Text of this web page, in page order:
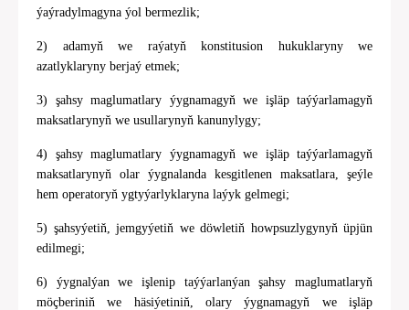
ýaýradylmagyna ýol bermezlik;
2) adamyň we raýatyň konstitusion hukuklaryny we
azatlyklaryny berjaý etmek;
3) şahsy maglumatlary ýygnamagyň we işläp taýýarlamagyň
maksatlarynyň we usullarynyň kanunylygy;
4) şahsy maglumatlary ýygnamagyň we işläp taýýarlamagyň
maksatlarynyň olar ýygnalanda kesgitlenen maksatlara, şeýle
hem operatoryň ygtyýarlyklaryna laýyk gelmegi;
5) şahsyýetiň, jemgyýetiň we döwletiň howpsuzlygynyň üpjün
edilmegi;
6) ýygnalýan we işlenip taýýarlanýan şahsy maglumatlaryň
möçberiniň we häsiýetiniň, olary ýygnamagyň we işläp